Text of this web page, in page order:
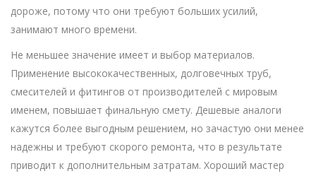
дороже, потому что они требуют больших усилий,
занимают много времени.
Не меньшее значение имеет и выбор материалов.
Применение высококачественных, долговечных труб,
смесителей и фитингов от производителей с мировым
именем, повышает финальную смету. Дешевые аналоги
кажутся более выгодным решением, но зачастую они менее
надежны и требуют скорого ремонта, что в результате
приводит к дополнительным затратам. Хороший мастер